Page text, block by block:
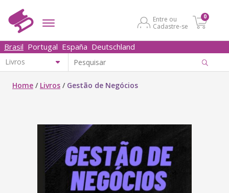
Entre ou
Cadastre-se
0
Brasil Portugal España Deutschland
Home / Livros / Gestão de Negócios